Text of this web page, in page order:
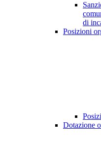
di
Posizioni
Dotazione